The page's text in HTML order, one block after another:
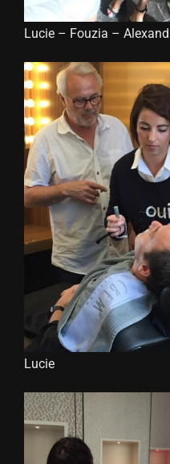
Lucie – Fouzia –
Lucie